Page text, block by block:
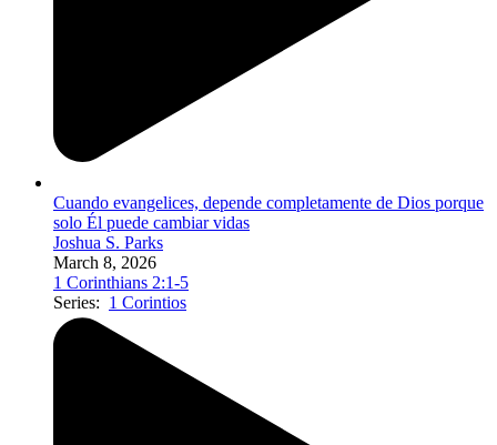
Cuando evangelices, depende completamente de Dios porque
solo Él puede cambiar vidas
Joshua S. Parks
March 8, 2026
1 Corinthians 2:1-5
Series: 1 Corintios